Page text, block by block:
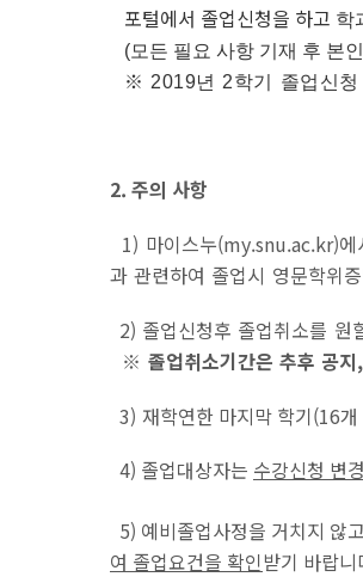
포털에서 졸업신청을 하고 학
(모든 필요 사항 기재 후 본
※ 2019년 2학기 졸업신청
2. 주의 사항
1) 마이스누(my.snu.ac.kr)에
과 관련하여 졸업시 영문학위
2) 졸업신청후 졸업취소를 원
※ 졸업취소기간은 추후 공지
3) 재학연한 마지막 학기(16
4) 졸업대상자는 수강신청 변
5) 예비졸업사정을 거치지 않
여 졸업요건을 확인받기 바랍니